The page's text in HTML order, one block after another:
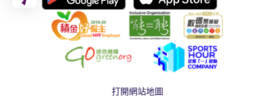
打開網站地圖